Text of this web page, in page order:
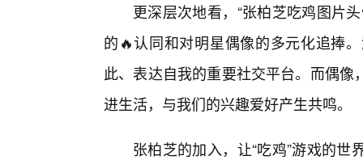
更深层次地看，“张柏芝吃鸡图片
的🔥认同和对明星偶像的多元化追捧
此、表达自我的重要社交平台。而偶
进生活，与我们的兴趣爱好产生共鸣。
张柏芝的加入，让“吃鸡”游戏的